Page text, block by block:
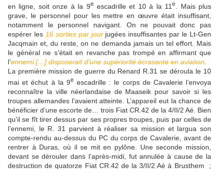
en ligne, soit onze à la 9e escadrille et 10 à la 11e
. Mais plus
grave, le personnel pour les mettre en œuvre était insuffisant,
notamment le personnel navigant. On ne pouvait donc pas
espérer les 16 sorties par jourjugées insuffisantes par le Lt-Gen
Jacqmain et, du reste, on ne demanda jamais un tel effort. Mais
le général ne s’était en revanche pas trompé en affirmant que
l’ennemi […] disposerait d’une supériorité écrasante en aviation
La première mission de guerre du Renard R.31 se déroula le 10
mai et échut à la 9e escadrille : le corps de Cavalerie l’envoya
reconnaître la ville néerlandaise de Maaseik pour savoir si les
troupes allemandes l’avaient atteinte. L’appareil eut la chance de
bénéficier d’une escorte de… trois Fiat CR.42 de la 4/II/2 Aé. Bien
qu’il se fît tirer dessus par ses propres troupes, puis par celles de
l’ennemi, le R. 31 parvient à réaliser sa mission et largua son
compte-rendu au-dessus du PC du corps de Cavalerie, avant de
rentrer à Duras, où il se mit en pylône. Une seconde mission,
devant se dérouler dans l’après-midi, fut annulée à cause de la
destruction de quatorze Fiat CR.42 de la 3/II/2 Aé à Brusthem ;